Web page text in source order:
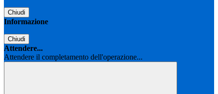
Chiudi
Informazione
Chiudi
Attendere...
Attendere il completamento dell'operazione...